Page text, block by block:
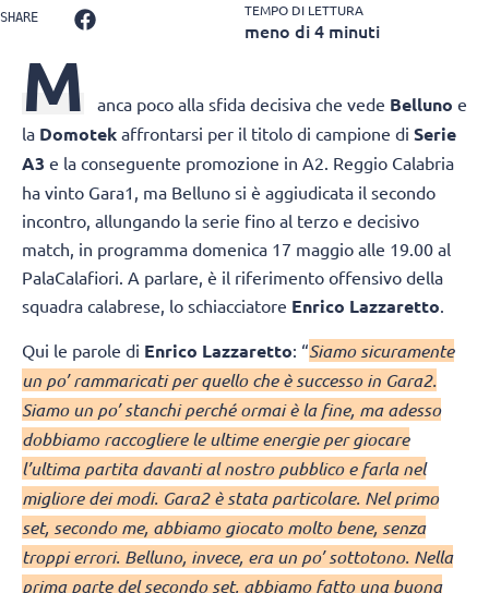
SHARE TEMPO DI LETTURA
meno di 4 minuti
M anca poco alla sfida decisiva che vede Belluno e
la Domotek affrontarsi per il titolo di campione di Serie
A3 e la conseguente promozione in A2. Reggio Calabria
ha vinto Gara1, ma Belluno si è aggiudicata il secondo
incontro, allungando la serie fino al terzo e decisivo
match, in programma domenica 17 maggio alle 19.00 al
PalaCalafiori. A parlare, è il riferimento offensivo della
squadra calabrese, lo schiacciatore Enrico Lazzaretto.
Qui le parole di Enrico Lazzaretto: “Siamo sicuramente
un po’ rammaricati per quello che è successo in Gara2.
Siamo un po’ stanchi perché ormai è la fine, ma adesso
dobbiamo raccogliere le ultime energie per giocare
l’ultima partita davanti al nostro pubblico e farla nel
migliore dei modi. Gara2 è stata particolare. Nel primo
set, secondo me, abbiamo giocato molto bene, senza
troppi errori. Belluno, invece, era un po’ sottotono. Nella
prima parte del secondo set, abbiamo fatto una buona